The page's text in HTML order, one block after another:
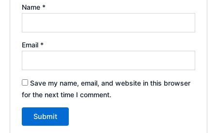
Name *
Email *
Save my name, email, and website in this browser
for the next time I comment.